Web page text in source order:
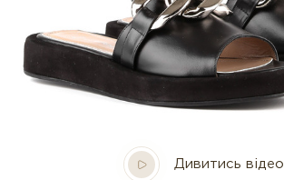
Дивитись відео